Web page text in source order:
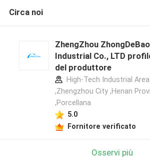
Circa noi
ZhengZhou ZhongDeBao
Industrial Co., LTD
del produttore
High-Tech Industrial Area
,Zhengzhou City ,Henan
,Porcellana
5.0
Fornitore verificato
Osservi più